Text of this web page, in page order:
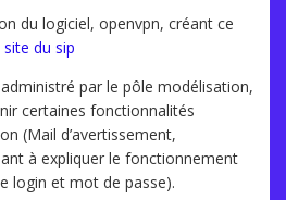
du logiciel, openvpn, créant ce
site du sip
par le pôle modélisation,
certaines fonctionnalités
(Mail d’avertissement,
à expliquer le fonctionnement
login et mot de passe).